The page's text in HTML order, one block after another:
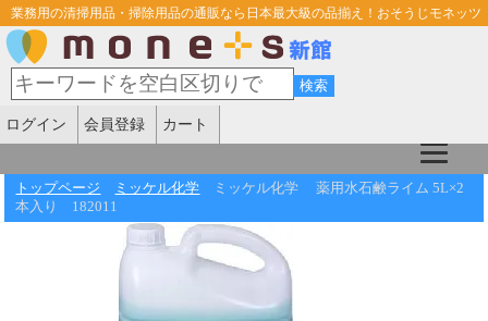
業務用の清掃用品・掃除用品の通販なら日本最大級の品揃え！おそうじモネッツ
ログイン 会員登録 カート
トップページ ミッケル化学
ミッケル化学 薬用水石鹸ライム 5L×2
本入り 182011